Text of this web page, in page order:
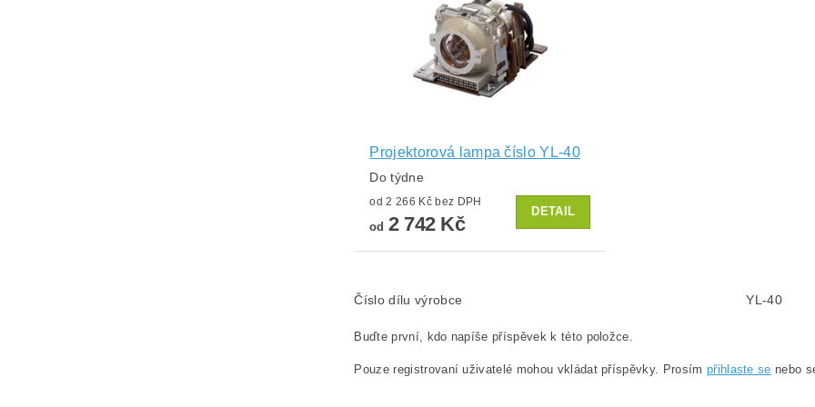
Projektorová lampa číslo YL-40
Do týdne
od 2 266 Kč bez DPH
od 2 742 Kč
DETAIL
Číslo dílu výrobce YL-40
Buďte první, kdo napíše příspěvek k této položce.
Pouze registrovaní uživatelé mohou vkládat příspěvky. Prosím přihlaste se nebo